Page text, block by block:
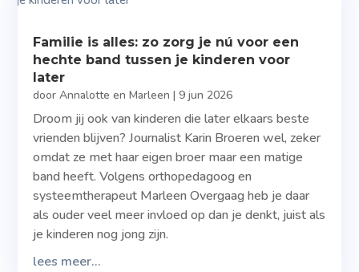
Familie is alles: zo zorg je nú voor een
hechte band tussen je kinderen voor
later
doorAnnalotte en Marleen |9 jun 2026
Droom jij ook van kinderen die later elkaars beste
vrienden blijven? Journalist Karin Broeren wel, zeker
omdat ze met haar eigen broer maar een matige
band heeft. Volgens orthopedagoog en
systeemtherapeut Marleen Overgaag heb je daar
als ouder veel meer invloed op dan je denkt, juist als
je kinderen nog jong zijn.
lees meer...